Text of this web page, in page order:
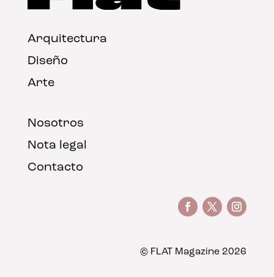
Arquitectura
Diseño
Arte
Nosotros
Nota legal
Contacto
© FLAT Magazine 2026